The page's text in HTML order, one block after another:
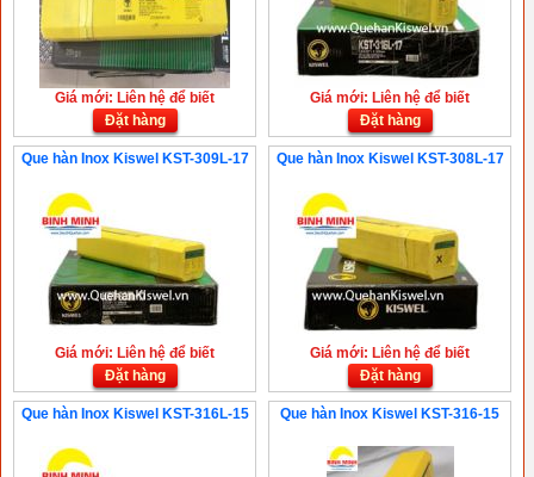
Giá mới: Liên hệ để biết
Đặt hàng
Giá mới: Liên hệ để biết
Đặt hàng
Que hàn Inox Kiswel KST-309L-17
Giá mới: Liên hệ để biết
Đặt hàng
Que hàn Inox Kiswel KST-308L-17
Giá mới: Liên hệ để biết
Đặt hàng
Que hàn Inox Kiswel KST-316L-15 Que hàn Inox Kiswel KST-316-15